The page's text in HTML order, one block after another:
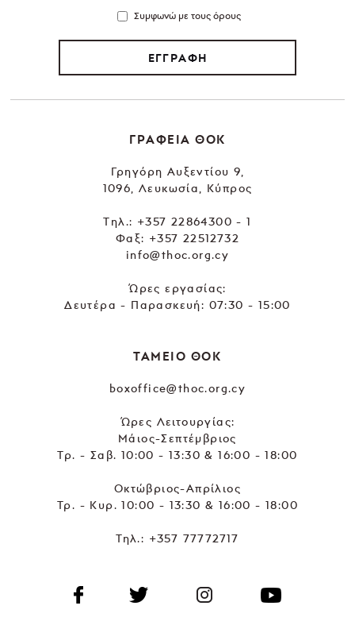
Συμφωνώ με τους όρους
ΕΓΓΡΑΦΗ
ΓΡΑΦΕΙΑ ΘΟΚ
Γρηγόρη Αυξεντίου 9,
1096, Λευκωσία, Κύπρος
Tηλ.: +357 22864300 - 1
Φαξ: +357 22512732
info@thoc.org.cy
Ώρες εργασίας:
Δευτέρα - Παρασκευή: 07:30 - 15:00
ΤΑΜΕΙΟ ΘΟΚ
boxoffice@thoc.org.cy
Ώρες Λειτουργίας:
Μάιος-Σεπτέμβριος
Τρ. - Σαβ. 10:00 - 13:30 & 16:00 - 18:00
Οκτώβριος-Απρίλιος
Τρ. - Κυρ. 10:00 - 13:30 & 16:00 - 18:00
Τηλ.: +357 77772717